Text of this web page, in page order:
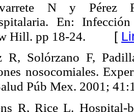
N y Pérez
En:
Infección
Hill. pp 18-24. [
R, Solórzano F,
nosocomiales.
Púb Mex. 2001;
R, Rice L. Hospital-